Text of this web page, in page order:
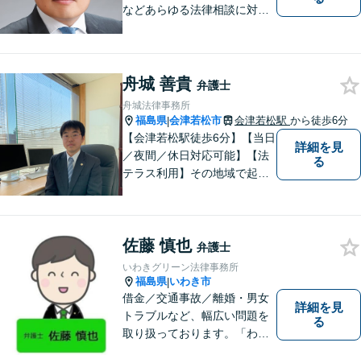
などあらゆる法律相談に対応
ごとがありましたら、まずは
ご相談ください。
舟城 善貴 弁護士
舟城法律事務所
福島県|会津若松市 会津若松駅 から徒歩6分
【会津若松駅徒歩6分】【当日
／夜間／休日対応可能】【法
テラス利用】その地域で起こ
原動力です。トラブルがより
複雑化してしまう前に、ぜひ
お気軽にご連絡ください。
詳細を見
る
佐藤 慎也 弁護士
いわきグリーン法律事務所
福島県|いわき市
借金／交通事故／離婚・男女
トラブルなど、幅広い問題を
取り扱っております。「わか
詳細を見
る